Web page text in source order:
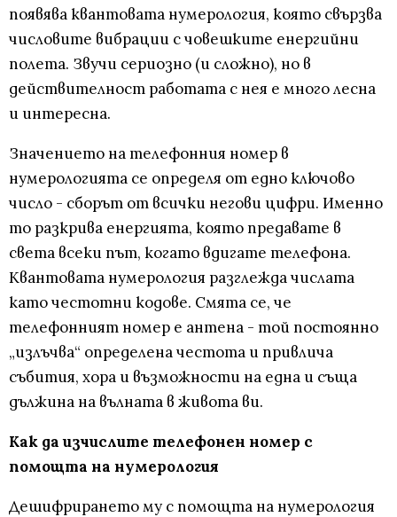
появява квантовата нумерология, която свързва
числовите вибрации с човешките енергийни
полета. Звучи сериозно (и сложно), но в
действителност работата с нея е много лесна
и интересна.
Значението на телефонния номер в
нумерологията се определя от едно ключово
число - сборът от всички негови цифри. Именно
то разкрива енергията, която предавате в
света всеки път, когато вдигате телефона.
Квантовата нумерология разглежда числата
като честотни кодове. Смята се, че
телефонният номер е антена - той постоянно
„излъчва“ определена честота и привлича
събития, хора и възможности на една и съща
дължина на вълната в живота ви.
Как да изчислите телефонен номер с
помощта на нумерология
Дешифрирането му с помощта на нумерология